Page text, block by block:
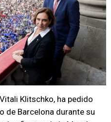
Klitschko, ha pedido
de Barcelona durante su